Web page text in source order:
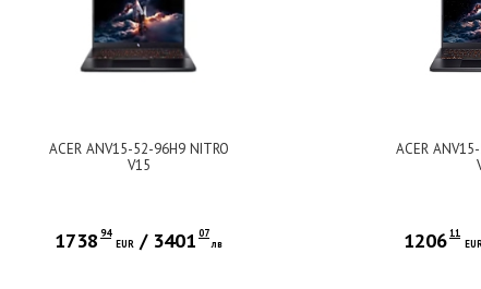
ACER ANV15-52-96H9 NITRO
V15
1738 94
EUR / 3401 07
лв
ACER
120611